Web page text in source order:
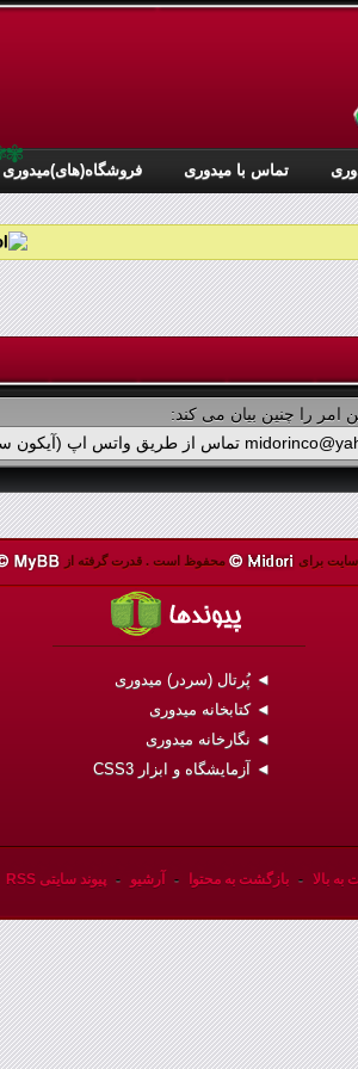
تماس با میدوری فروشگاه(های)میدوری
را چنین بیان می کند:
برای محفوظ است .قدرت گرفته از
◄ پُرتال (سردر) میدوری
◄ کتابخانه میدوری
◄ نگارخانه میدوری
◄ آزمایشگاه و ابزار CSS3
بالا - بازگشت به محتوا - آرشیو - پیوند سایتی RSS
✾